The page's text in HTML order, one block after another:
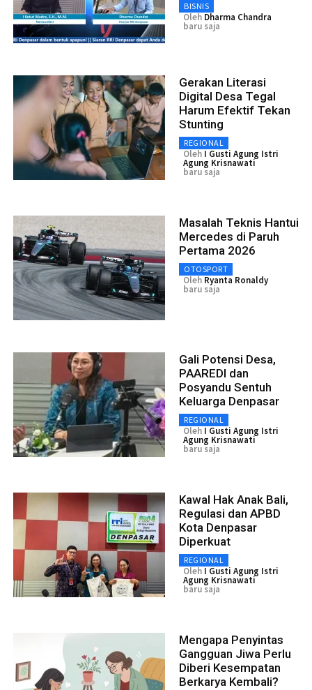
BISNIS
Oleh Dharma Chandra
baru saja
Gerakan Literasi
Digital Desa Tegal
Harum Efektif Tekan
Stunting
REGIONAL
Oleh I Gusti Agung Istri
Agung Krisnawati
baru saja
Masalah Teknis Hantui
Mercedes di Paruh
Pertama 2026
OTOSPORT
Oleh Ryanta Ronaldy
baru saja
Gali Potensi Desa,
PAAREDI dan
Posyandu Sentuh
Keluarga Denpasar
REGIONAL
Oleh I Gusti Agung Istri
Agung Krisnawati
baru saja
Kawal Hak Anak Bali,
Regulasi dan APBD
Kota Denpasar
Diperkuat
REGIONAL
Oleh I Gusti Agung Istri
Agung Krisnawati
baru saja
Mengapa Penyintas
Gangguan Jiwa Perlu
Diberi Kesempatan
Berkarya Kembali?